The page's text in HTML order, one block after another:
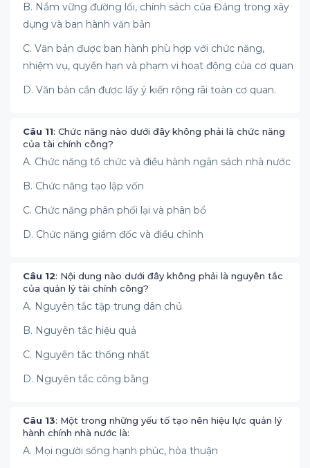
B. Nắm vững đường lối, chính sách của Đảng trong xây
dựng và ban hành văn bản
C. Văn bản được ban hành phù hợp với chức năng,
nhiệm vụ, quyền hạn và phạm vi hoạt động của cơ quan
D. Văn bản cần được lấy ý kiến rộng rãi toàn cơ quan.
Câu 11: Chức năng nào dưới đây không phải là chức năng
của tài chính công?
A. Chức năng tổ chức và điều hành ngân sách nhà nước
B. Chức năng tạo lập vốn
C. Chức năng phân phối lại và phân bổ
D. Chức năng giám đốc và điều chỉnh
Câu 12: Nội dung nào dưới đây không phải là nguyên tắc
của quản lý tài chính công?
A. Nguyên tắc tập trung dân chủ
B. Nguyên tắc hiệu quả
C. Nguyên tắc thống nhất
D. Nguyên tắc công bằng
Câu 13: Một trong những yếu tố tạo nên hiệu lực quản lý
hành chính nhà nước là:
A. Mọi người sống hạnh phúc, hòa thuận